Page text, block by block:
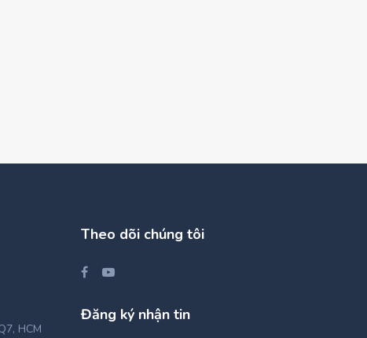
HCM
Theo dõi chúng tôi
Đăng ký nhận tin